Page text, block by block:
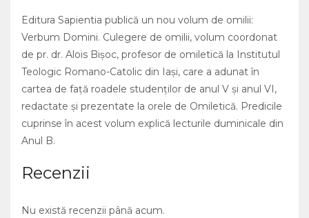
Editura Sapientia publică un nou volum de omilii:
Verbum Domini. Culegere de omilii, volum coordonat
de pr. dr. Alois Bișoc, profesor de omiletică la Institutul
Teologic Romano-Catolic din Iași, care a adunat în
cartea de față roadele studenților de anul V și anul VI,
redactate și prezentate la orele de Omiletică. Predicile
cuprinse în acest volum explică lecturile duminicale din
Anul B.
Recenzii
Nu există recenzii până acum.